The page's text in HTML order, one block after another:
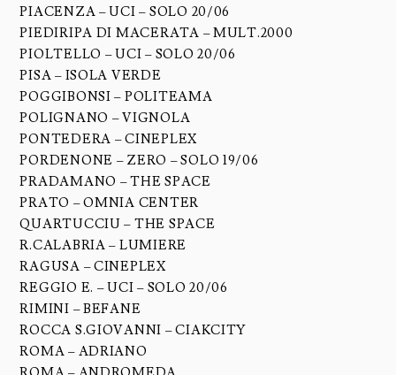
PIACENZA – UCI – SOLO 20/06
PIEDIRIPA DI MACERATA – MULT.2000
PIOLTELLO – UCI – SOLO 20/06
PISA – ISOLA VERDE
POGGIBONSI – POLITEAMA
POLIGNANO – VIGNOLA
PONTEDERA – CINEPLEX
PORDENONE – ZERO – SOLO 19/06
PRADAMANO – THE SPACE
PRATO – OMNIA CENTER
QUARTUCCIU – THE SPACE
R.CALABRIA – LUMIERE
RAGUSA – CINEPLEX
REGGIO E. – UCI – SOLO 20/06
RIMINI – BEFANE
ROCCA S.GIOVANNI – CIAKCITY
ROMA – ADRIANO